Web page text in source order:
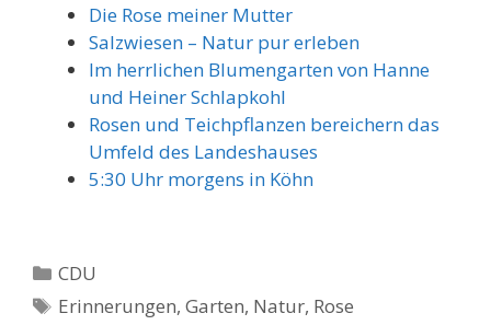
Die Rose meiner Mutter
Salzwiesen – Natur pur erleben
Im herrlichen Blumengarten von Hanne
und Heiner Schlapkohl
Rosen und Teichpflanzen bereichern das
Umfeld des Landeshauses
5:30 Uhr morgens in Köhn
Kategorien
CDU
Schlagwörter
Erinnerungen,Garten, Natur, Rose